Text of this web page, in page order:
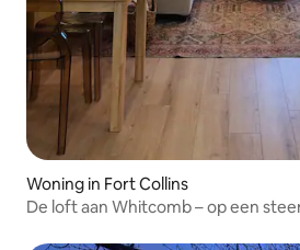
Woning in Fort Collins
De loft aan Whitcomb – op een